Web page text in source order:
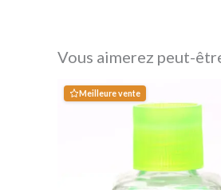
Vous aimerez peut-
Meilleure vente